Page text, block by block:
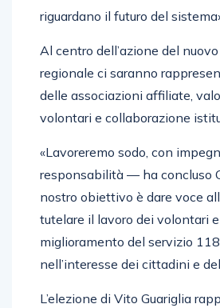
riguardano il futuro del
Al centro dell’azione del
regionale ci saranno
delle associazioni affiliate,
volontari e collaborazione
«Lavoreremo sodo, con
responsabilità — ha concluso
nostro obiettivo è dare voce
tutelare il lavoro dei volontari
miglioramento del servizio
nell’interesse dei cittadini e
L’elezione di Vito Guariglia